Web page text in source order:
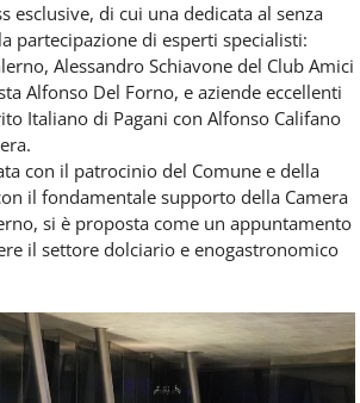
esclusive, di cui una dedicata al senza
partecipazione di esperti specialisti:
Alessandro Schiavone del Club Amici
Alfonso Del Forno, e aziende eccellenti
Italiano di Pagani con Alfonso Califano
con il patrocinio del Comune e della
il fondamentale supporto della Camera
si è proposta come un appuntamento
il settore dolciario e enogastronomico